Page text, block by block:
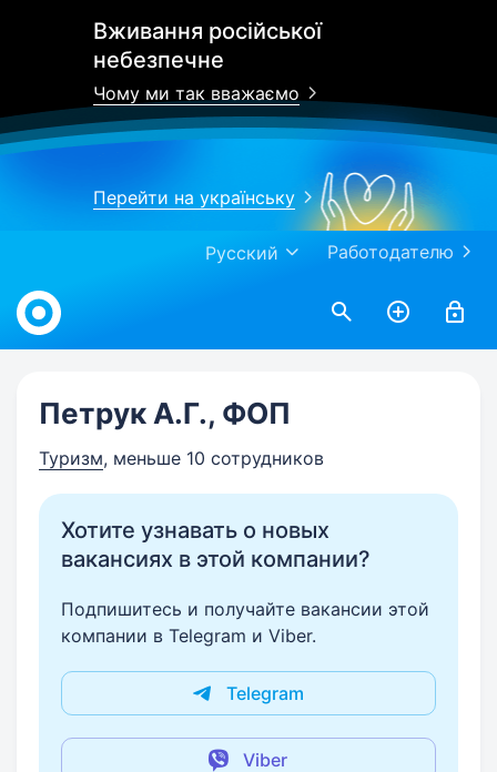
Вживання російської
небезпечне
Чому ми так вважаємо
Перейти на українську
Работодателю
Русский
Work.ua
Петрук А.Г., ФОП
Туризм, меньше 10 сотрудников
Хотите узнавать о новых
вакансиях в этой компании?
Подпишитесь и получайте вакансии этой
компании в Telegram и Viber.
Telegram
Viber